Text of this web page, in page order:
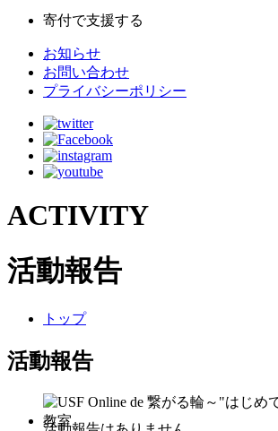
寄付で支援する
お知らせ
お問い合わせ
プライバシーポリシー
ACTIVITY
活動報告
トップ
活動報告